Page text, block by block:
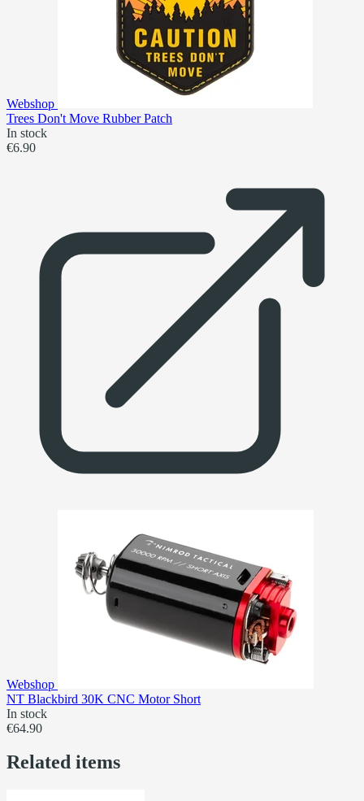
Webshop
Trees Don't Move Rubber Patch
In stock
€6.90
Webshop
NT Blackbird 30K CNC Motor Short
In stock
€64.90
Related items